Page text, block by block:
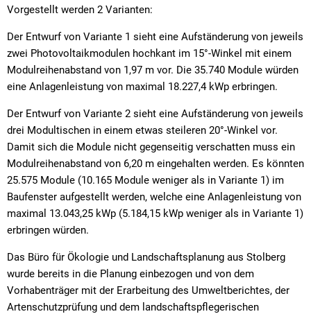
Vorgestellt werden 2 Varianten:
Der Entwurf von Variante 1 sieht eine Aufständerung von jeweils
zwei Photovoltaikmodulen hochkant im 15°-Winkel mit einem
Modulreihenabstand von 1,97 m vor. Die 35.740 Module würden
eine Anlagenleistung von maximal 18.227,4 kWp erbringen.
Der Entwurf von Variante 2 sieht eine Aufständerung von jeweils
drei Modultischen in einem etwas steileren 20°-Winkel vor.
Damit sich die Module nicht gegenseitig verschatten muss ein
Modulreihenabstand von 6,20 m eingehalten werden. Es könnten
25.575 Module (10.165 Module weniger als in Variante 1) im
Baufenster aufgestellt werden, welche eine Anlagenleistung von
maximal 13.043,25 kWp (5.184,15 kWp weniger als in Variante 1)
erbringen würden.
Das Büro für Ökologie und Landschaftsplanung aus Stolberg
wurde bereits in die Planung einbezogen und von dem
Vorhabenträger mit der Erarbeitung des Umweltberichtes, der
Artenschutzprüfung und dem landschaftspflegerischen